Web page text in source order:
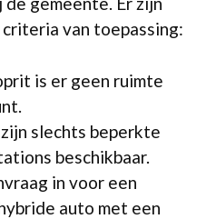
van toepassing:
is er geen ruimte
slechts beperkte
beschikbaar.
in voor een
auto met een